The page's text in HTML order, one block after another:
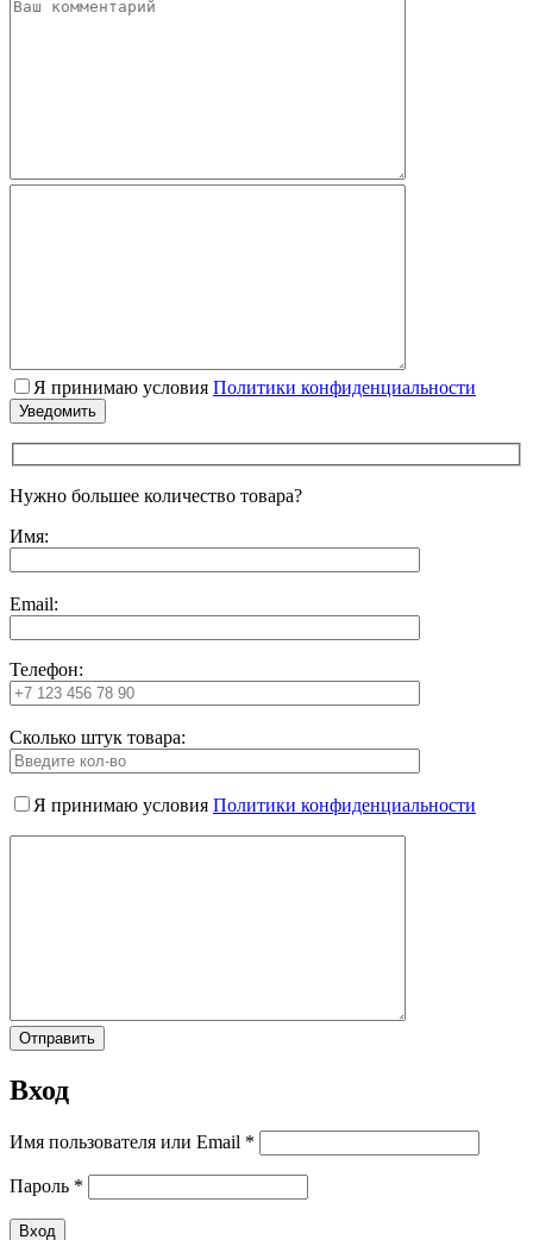
Я принимаю условия Политики конфиденциальности
Нужно большее количество товара?
Имя:
Email:
Телефон:
Сколько штук товара:
Я принимаю условия Политики конфиденциальности
Вход
Имя пользователя или Email *
Пароль *